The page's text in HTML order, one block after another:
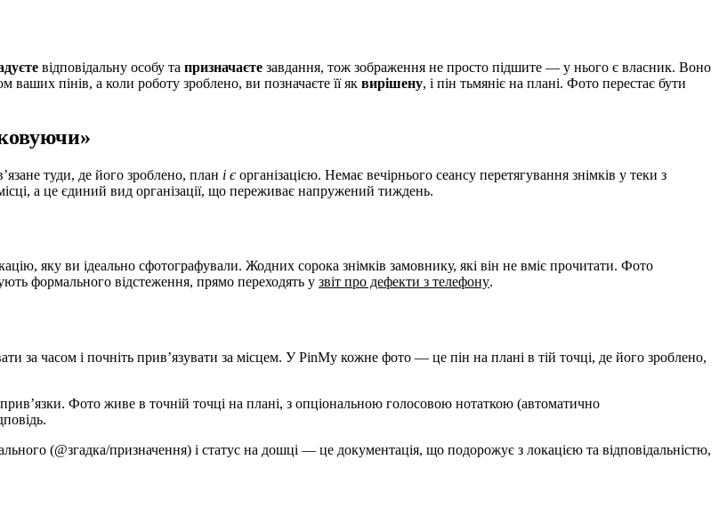
відповідальну особу та призначаєте завдання, тож зображення не просто підшите — у нього є власник. Воно
пінів, а коли роботу зроблено, ви позначаєте її як вирішену, і пін тьмяніє на плані. Фото перестає бути
туди, де його зроблено, план і є організацією. Немає вечірнього сеансу перетягування знімків у теки з
а це єдиний вид організації, що переживає напружений тиждень.
яку ви ідеально сфотографували. Жодних сорока знімків замовнику, які він не вміє прочитати. Фото
формального відстеження, прямо переходять у звіт про дефекти з телефону.
за часом і почніть прив’язувати за місцем. У PinMy кожне фото — це пін на плані в тій точці, де його зроблено,
Фото живе в точній точці на плані, з опціональною голосовою нотаткою (автоматично
(@згадка/призначення) і статус на дошці — це документація, що подорожує з локацією та відповідальністю,